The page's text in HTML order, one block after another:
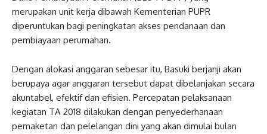
merupakan unit kerja dibawah Kementerian PUPR
diperuntukan bagi peningkatan akses pendanaan dan
pembiayaan perumahan.
Dengan alokasi anggaran sebesar itu, Basuki berjanji akan
berupaya agar anggaran tersebut dapat dibelanjakan secara
akuntabel, efektif dan efisien. Percepatan pelaksanaan
kegiatan TA 2018 dilakukan dengan penyederhanaan
pemaketan dan pelelangan dini yang akan dimulai bulan